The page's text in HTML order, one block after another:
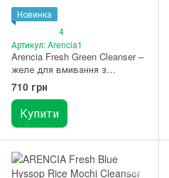
Новинка
4
Артикул: Arencia1
Arencia Fresh Green Cleanser –
желе для вмивання з
текстурою десерту моті 120
мл
710 грн
Купити